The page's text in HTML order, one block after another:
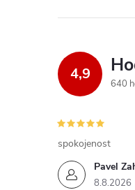
d
a
c
í
p
4,9
640
Pavel
8.8.2026
spokojenost